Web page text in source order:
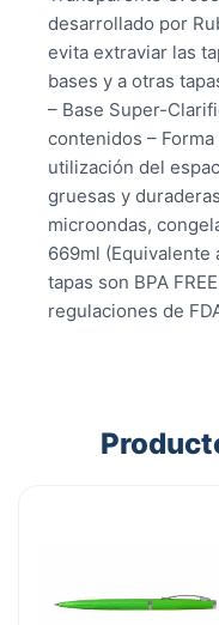
desarrollado por
evita extraviar las
bases y a otras
– Base Super-
contenidos –
utilización del
gruesas y
microondas,
669ml (Equivalente
tapas son BPA
regulaciones de